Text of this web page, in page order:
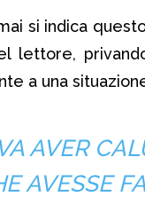
si indica
lettore,
a una
AVER
AVESSE